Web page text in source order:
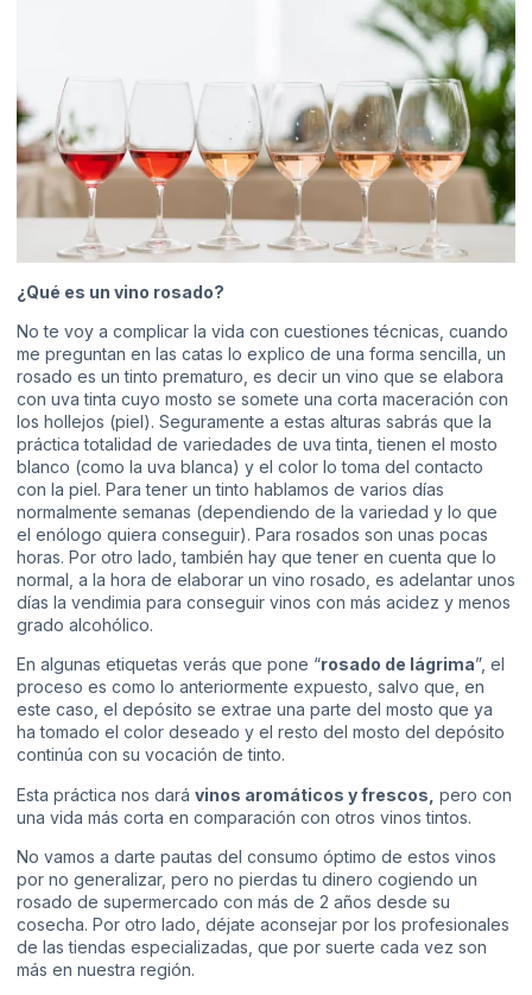
¿Qué es un vino rosado?
No te voy a complicar la vida con cuestiones técnicas, cuando
me preguntan en las catas lo explico de una forma sencilla, un
rosado es un tinto prematuro, es decir un vino que se elabora
con uva tinta cuyo mosto se somete una corta maceración con
los hollejos (piel). Seguramente a estas alturas sabrás que la
práctica totalidad de variedades de uva tinta, tienen el mosto
blanco (como la uva blanca) y el color lo toma del contacto
con la piel. Para tener un tinto hablamos de varios días
normalmente semanas (dependiendo de la variedad y lo que
el enólogo quiera conseguir). Para rosados son unas pocas
horas. Por otro lado, también hay que tener en cuenta que lo
normal, a la hora de elaborar un vino rosado, es adelantar unos
días la vendimia para conseguir vinos con más acidez y menos
grado alcohólico.
En algunas etiquetas verás que pone “rosado de lágrima”, el
proceso es como lo anteriormente expuesto, salvo que, en
este caso, el depósito se extrae una parte del mosto que ya
ha tomado el color deseado y el resto del mosto del depósito
continúa con su vocación de tinto.
Esta práctica nos dará vinos aromáticos y frescos, pero con
una vida más corta en comparación con otros vinos tintos.
No vamos a darte pautas del consumo óptimo de estos vinos
por no generalizar, pero no pierdas tu dinero cogiendo un
rosado de supermercado con más de 2 años desde su
cosecha. Por otro lado, déjate aconsejar por los profesionales
de las tiendas especializadas, que por suerte cada vez son
más en nuestra región.